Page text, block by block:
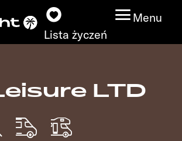
Lista życzeń
Menu
LTD